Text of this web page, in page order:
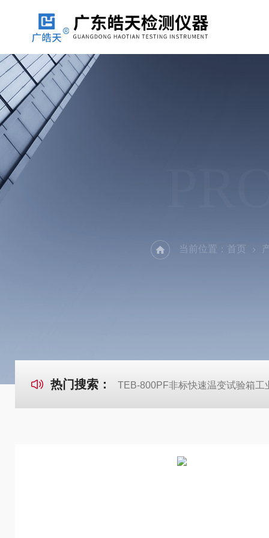
当前位置： 首页
热门搜索： TEB-800PF非标快速温变试验箱工